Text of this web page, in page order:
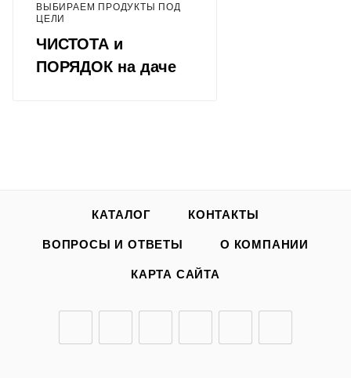
ВЫБИРАЕМ ПРОДУКТЫ ПОД
ЦЕЛИ
ЧИСТОТА и
ПОРЯДОК на даче
КАТАЛОГ КОНТАКТЫ
ВОПРОСЫ И ОТВЕТЫ О КОМПАНИИ
КАРТА САЙТА